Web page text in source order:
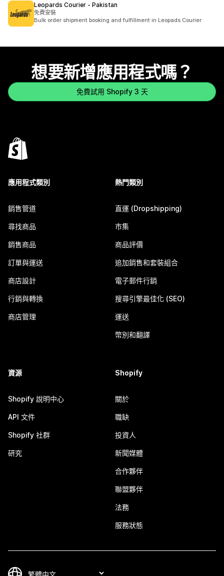
Leopards Courier ‑ Pakistan
免費安裝
Bulk order shipment booking and fulfillment in Leopads Courier
想要新增應用程式嗎？
免費試用 Shopify 3 天
應用程式類別
銷售管道
尋找商品
銷售商品
訂單與運送
商店設計
行銷與轉換
商店管理
熱門類別
直運 (Dropshipping)
市集
商品評價
追加銷售和套裝組合
電子郵件行銷
搜尋引擎最佳化 (SEO)
運送
幣別和翻譯
資源
Shopify 說明中心
API 文件
Shopify 社群
研究
Shopify
關於
職缺
投資人
新聞媒體
合作夥伴
聯盟夥伴
法務
服務狀態